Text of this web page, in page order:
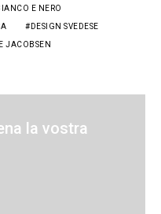
E NERO
DESIGN SVEDESE
JACOBSEN
la vostra